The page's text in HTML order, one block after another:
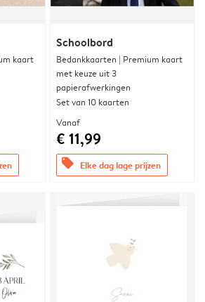
kaart
Schoolbord
Bedankkaarten | Premium kaart
met keuze uit 3
papierafwerkingen
Set van 10 kaarten
Vanaf
€ 11,99
offers Elke dag lage prijzen